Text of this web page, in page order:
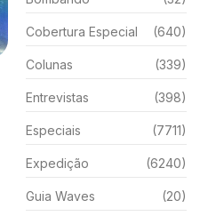
Cobertura Especial (640)
Colunas (339)
Entrevistas (398)
Especiais (7711)
Expedição (6240)
Guia Waves (20)